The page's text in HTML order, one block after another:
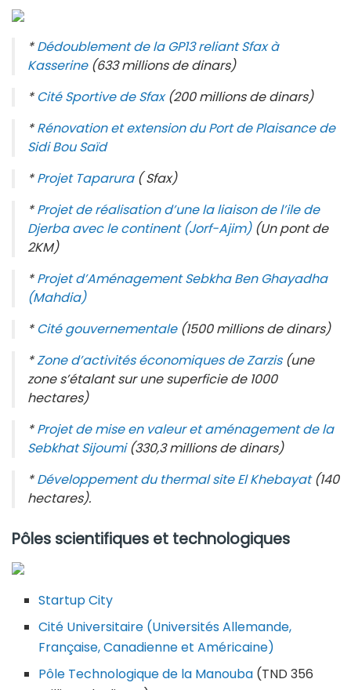
*Dédoublement de la GP13 reliant Sfax à
Kasserine(633 millions de dinars)
* Cité Sportive de Sfax(200 millions de dinars)
*Rénovation et extension du Port de Plaisance de
Sidi Bou Saïd
*Projet Taparura( Sfax)
*Projet de réalisation d’une la liaison de l’ile de
Djerba avec le continent (Jorf-Ajim)(Un pont de
2KM)
*Projet d’Aménagement Sebkha Ben Ghayadha
(Mahdia)
* Cité gouvernementale(1500 millions de dinars)
*Zone d’activités économiques de Zarzis(une
zone s’étalant sur une superficie de 1000
hectares)
*Projet de mise en valeur et aménagement de la
Sebkhat Sijoumi(330,3 millions de dinars)
*Développement du thermal site El Khebayat(140
hectares).
Pôles scientifiques et technologiques
Startup City
Cité Universitaire (Universités Allemande,
Française, Canadienne et Américaine)
Pôle Technologique de la Manouba (TND 356